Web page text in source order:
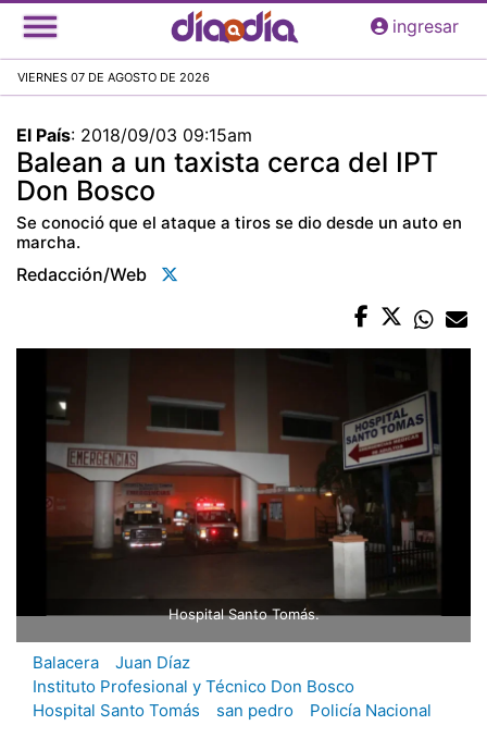
Pasar
al
principal
ingresar
VIERNES 07 DE AGOSTO DE 2026
El País: 2018/09/03 09:15am
Balean a un taxista cerca del IPT
Don Bosco
Se conoció que el ataque a tiros se dio desde un auto en
marcha.
Redacción/web
Hospital Santo Tomás.
Balacera
Juan Díaz
Instituto Profesional y Técnico Don Bosco
Hospital Santo Tomás
san pedro Policía Nacional